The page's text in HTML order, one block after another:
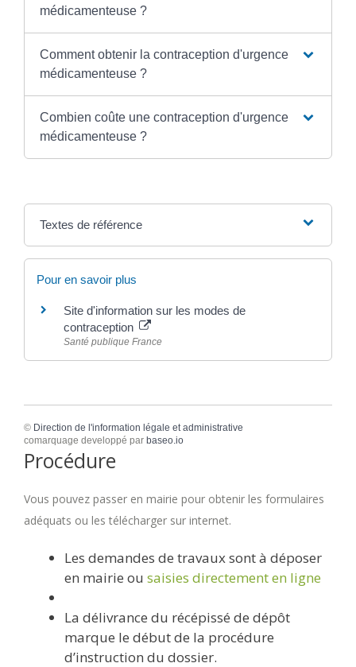
médicamenteuse ?
Comment obtenir la contraception d'urgence
médicamenteuse ?
Combien coûte une contraception d'urgence
médicamenteuse ?
Textes de référence
Pour en savoir plus
Site d'information sur les modes de
contraception
Santé publique France
© Direction de l'information légale et administrative
comarquage developpé par baseo.io
Procédure
Vous pouvez passer en mairie pour obtenir les formulaires
adéquats ou les télécharger sur internet.
Les demandes de travaux sont à déposer
en mairie ou saisies directement en ligne
La délivrance du récépissé de dépôt
marque le début de la procédure
d’instruction du dossier.